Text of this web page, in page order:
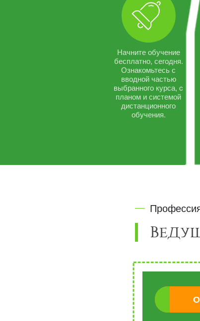
Начните обучение
бесплатно, сегодня.
Ознакомьтесь с
вводной частью
выбранного курса, c
планом и системой
дистанционного
обучения.